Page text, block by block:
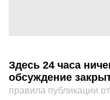
Здесь 24 часа
обсуждение
правила публикации